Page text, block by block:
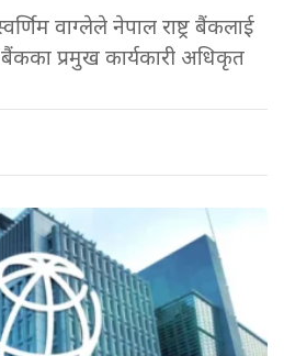
वाग्लेले नेपाल राष्ट्र बैंकलाई
प्रमुख कार्यकारी अधिकृत